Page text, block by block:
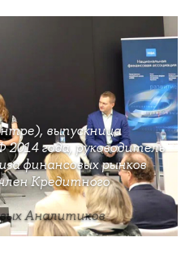
выпускница
года, руководитель
финансовых рынков
Кредитного
Аналитиков